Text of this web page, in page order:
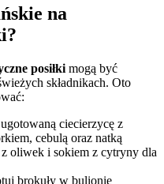
na
posiłki mogą być
składnikach. Oto
ugotowaną ciecierzycę z
cebulą oraz natką
oliwek i sokiem z cytryny dla
brokuły w bulionie